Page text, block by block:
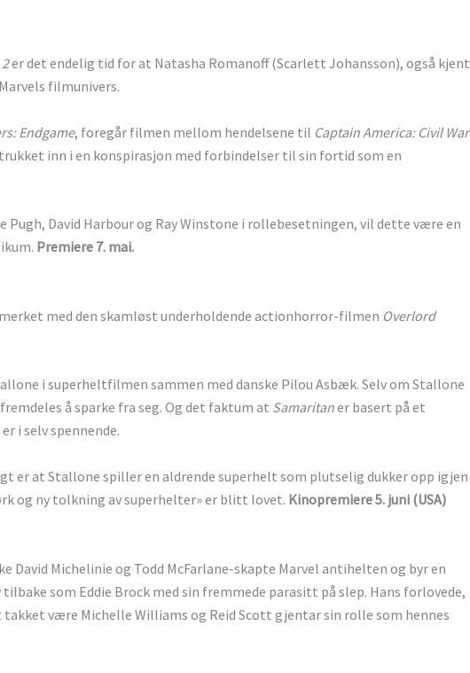
er det endelig tid for at Natasha Romanoff (Scarlett Johansson), også kjent
filmunivers.
Endgame, foregår filmen mellom hendelsene til Captain America: Civil War
inn i en konspirasjon med forbindelser til sin fortid som en
Pugh, David Harbour og Ray Winstone i rollebesetningen, vil dette være en
Premiere 7. mai.
med den skamløst underholdende actionhorror-filmen Overlord
i superheltfilmen sammen med danske Pilou Asbæk. Selv om Stallone
å sparke fra seg. Og det faktum at Samaritaner basert på et
i selv spennende.
er at Stallone spiller en aldrende superhelt som plutselig dukker opp igjen
og ny tolkning av superhelter» er blitt lovet. Kinopremiere 5. juni (USA)
David Michelinie og Todd McFarlane-skapte Marvel antihelten og byr en
som Eddie Brock med sin fremmede parasitt på slep. Hans forlovede,
være Michelle Williams og Reid Scott gjentar sin rolle som hennes